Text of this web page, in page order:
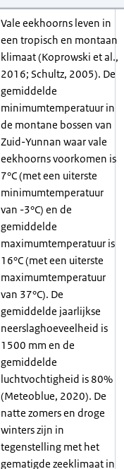
Vale eekhoorns leven in
een tropisch en montaan
klimaat (Koprowski et al.,
2016; Schultz, 2005). De
gemiddelde
minimumtemperatuur in
de montane bossen van
Zuid-Yunnan waar vale
eekhoorns voorkomen is
7°C (met een uiterste
minimumtemperatuur
van -3°C) en de
gemiddelde
maximumtemperatuur is
16°C (met een uiterste
maximumtemperatuur
van 37°C). De
gemiddelde jaarlijkse
neerslaghoeveelheid is
1500 mm en de
gemiddelde
luchtvochtigheid is 80%
(Meteoblue, 2020). De
natte zomers en droge
winters zijn in
tegenstelling met het
gematigde zeeklimaat in